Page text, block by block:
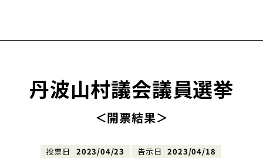
丹波山村議会議員選挙
＜開票結果＞
投票日 2023/04/23 告示日
2023/04/18